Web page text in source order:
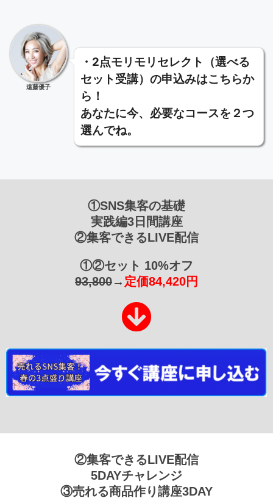
遠藤優子
・2点モリモリセレクト（選べる
セット受講）の申込みはこちらか
ら！
あなたに今、必要なコースを２つ
選んでね。
①SNS集客の基礎
実践編3日間講座
②集客できるLIVE配信
①②セット 10%オフ
93,800→ 定価84,420円
②集客できるLIVE配信
5DAYチャレンジ
③売れる商品作り講座3DAY